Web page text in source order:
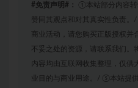
#免责声明#：
①本站部分内容转
赞同其观点和对其真实性负责
商业活动，请您购买正版授权并
不妥之处的资源，请联系我们
内容均由互联网收集整理，仅供
业目的与商业用途。/ ⑤本站提